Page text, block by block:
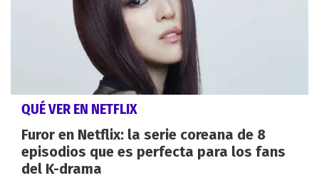
QUÉ VER EN NETFLIX
Furor en Netflix: la serie coreana de 8
episodios que es perfecta para los fans
del K-drama